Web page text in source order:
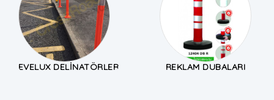
EVELUX DELINATÖRLER REKLAM DUBALARI